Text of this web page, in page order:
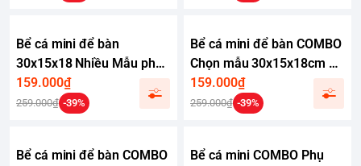
Bể cá mini để bàn
30x15x18 Nhiều Mẫu phù
hợp nuôi cá cảnh mini để
bàn
159.000₫
259.000₫ -39%
Bể cá mini để bàn COMBO
Chọn mẫu 30x15x18cm để
bàn nhỏ gọn phù hợp nuôi
cá cảnh mini
159.000₫
259.000₫ -39%
Bể cá mini để bàn COMBO
Bể cá mini COMBO Phụ